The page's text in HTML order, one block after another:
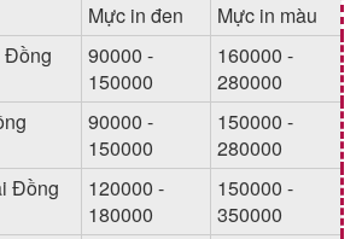
Mực in đen
Mực in màu
Đồng
90000 -
150000
160000 -
280000
90000 -
150000
150000 -
280000
Đồng
120000 -
180000
150000 -
350000